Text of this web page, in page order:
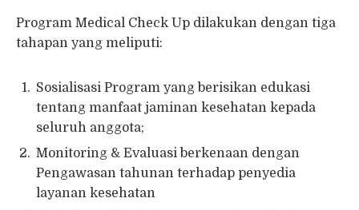
Program Medical Check Up dilakukan dengan tiga
tahapan yang meliputi:
Sosialisasi Program yang berisikan edukasi
tentang manfaat jaminan kesehatan kepada
seluruh anggota;
Monitoring & Evaluasi berkenaan dengan
Pengawasan tahunan terhadap penyedia
layanan kesehatan